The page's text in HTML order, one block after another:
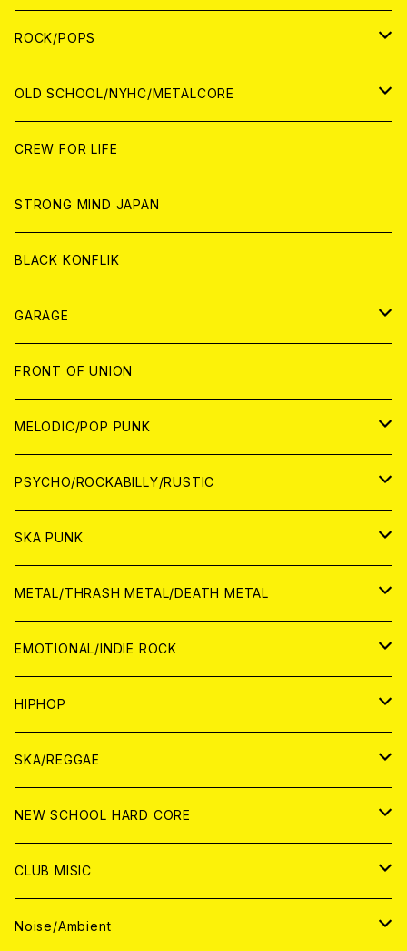
WORLD
ANALOG
CD
ANALOG
CD
ANALOG
WOLRD
CD
ANALOG
JAPAN
CD
ANALOG
WORLD
CD
ANALOG
ROCK/POPS
JAPAN
CD
ANALOG
WORLD
CD
ANALOG
OLD SCHOOL/NYHC/METALCORE
JAPAN
CD
ANALOG
WORLD
CD
ANALOG
CREW FOR LIFE
STRONG MIND JAPAN
BLACK KONFLIK
GARAGE
JAPAN
アナログ
CD
WORLD
アナログ
CD
FRONT OF UNION
MELODIC/POP PUNK
JAPAN
CD
ANALOG
WORLD
CD
ANALOG
PSYCHO/ROCKABILLY/RUSTIC
JAPAN
CD
ANALOG
WORLD
CD
ANALOG
SKA PUNK
JAPAN
CD
ANALOG
WORLD
CD
ANALOG
METAL/THRASH METAL/DEATH METAL
JAPAN
CD
ANALOG
WORLD
ANALOG
CD
EMOTIONAL/INDIE ROCK
JAPAN
CD
ANALOG
WORLD
CD
ANALOG
HIPHOP
JAPAN
CD
ANALOG
WORLD
CD
ANALOG
SKA/REGGAE
JAPAN
CD
ANALOG
WORLD
CD
NEW SCHOOL HARD CORE
JAPAN
CD
WORLD
CLUB MISIC
JAPAN
Noise/Ambient